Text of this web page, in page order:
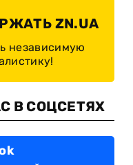
ZN.UA
независимую
В СОЦСЕТЯХ